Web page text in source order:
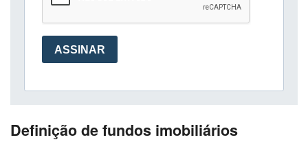
Definição de fundos imobiliários